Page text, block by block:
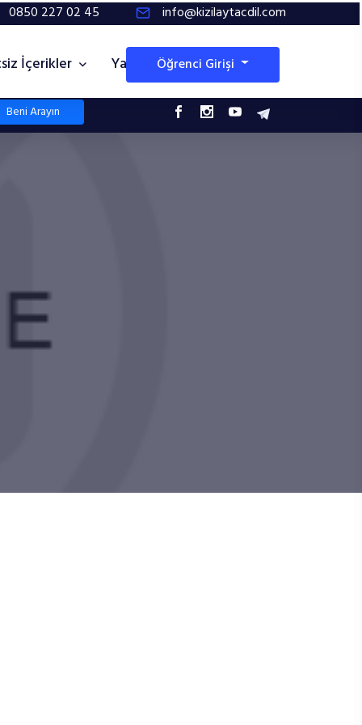
0850 227 02 45 info@kizilaytacdil.com
İçerikler YayınlarımızÖğrenci Girişi
Beni Arayın